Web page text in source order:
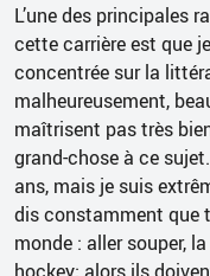
L’une des principales
cette carrière est que
concentrée sur la
malheureusement,
maîtrisent pas très
grand-chose à ce
ans, mais je suis
dis constamment que
monde : aller souper,